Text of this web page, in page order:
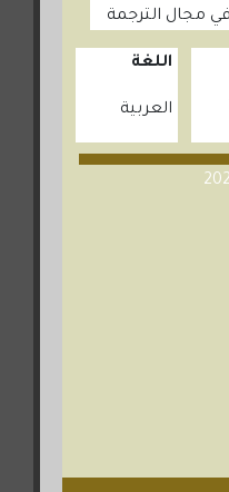
مجال الترجمة
اللغة
العربية